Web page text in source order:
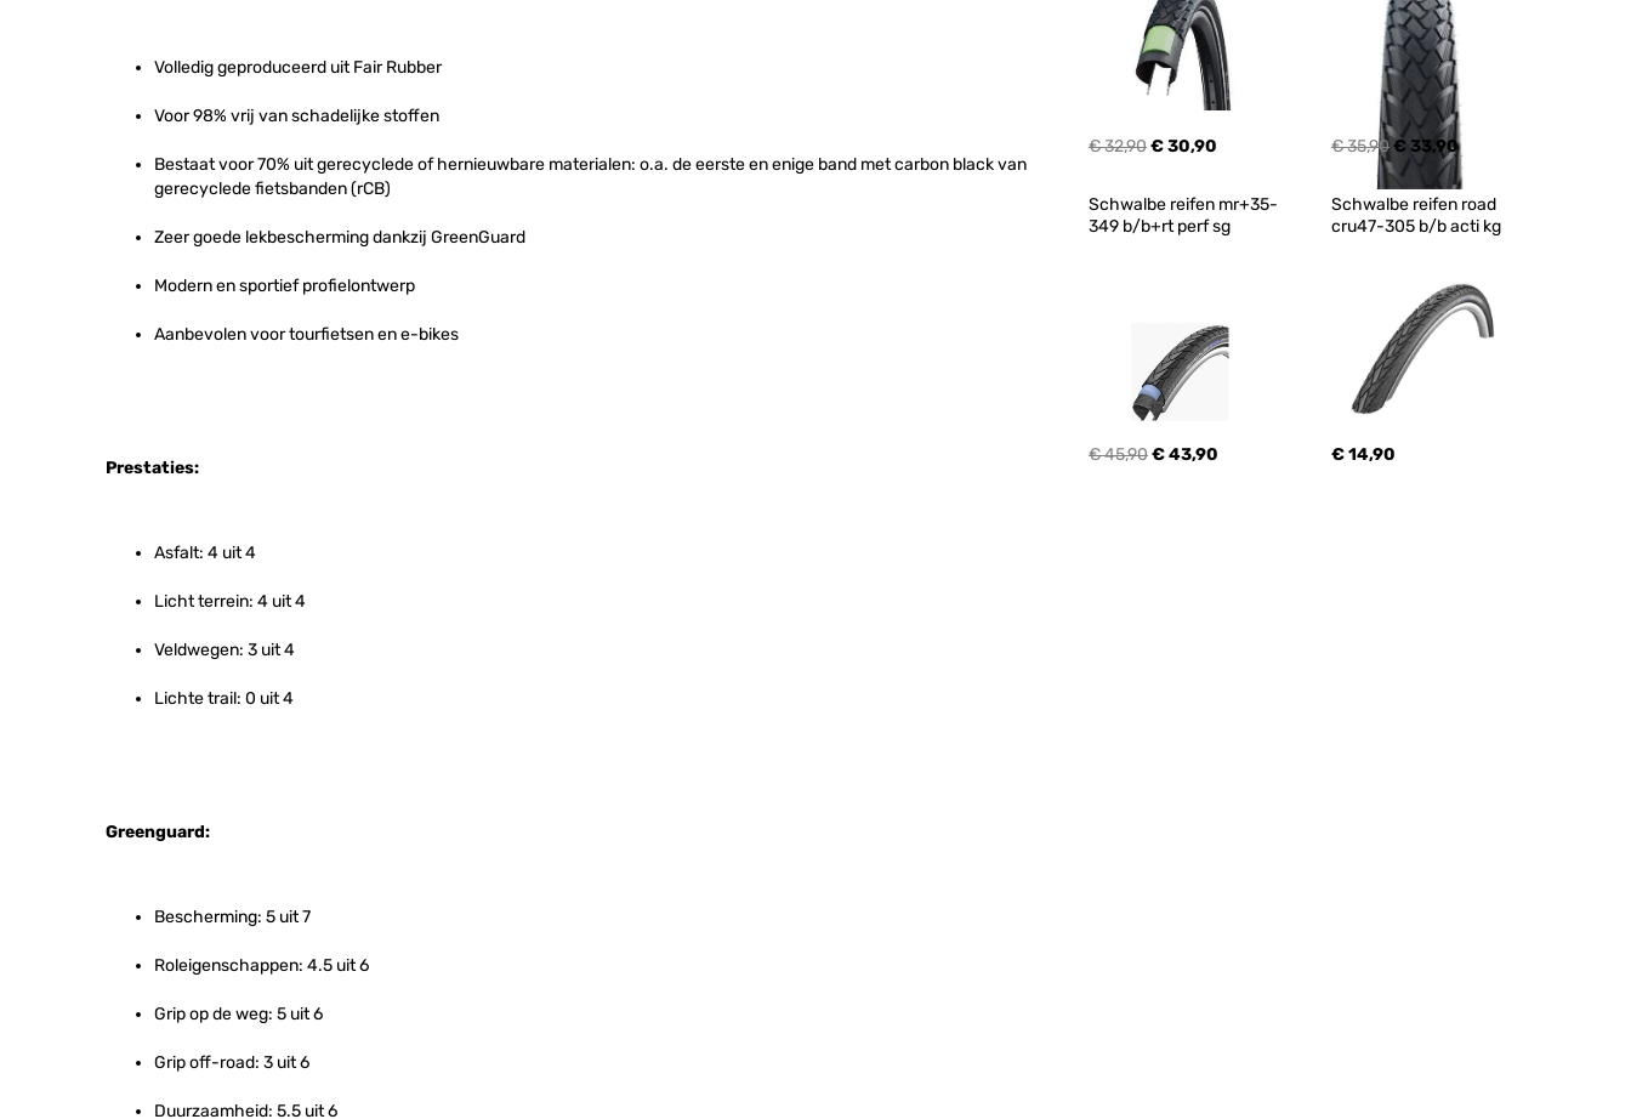
Volledig geproduceerd uit Fair Rubber
Voor 98% vrij van schadelijke stoffen
Bestaat voor 70% uit gerecyclede of hernieuwbare materialen: o.a. de eerste en enige band met carbon black van
gerecyclede fietsbanden (rCB)
Zeer goede lekbescherming dankzij GreenGuard
Modern en sportief profielontwerp
Aanbevolen voor tourfietsen en e-bikes
Prestaties:
Asfalt: 4 uit 4
Licht terrein: 4 uit 4
Veldwegen: 3 uit 4
Lichte trail: 0 uit 4
Greenguard:
Bescherming: 5 uit 7
Roleigenschappen: 4.5 uit 6
Grip op de weg: 5 uit 6
Grip off-road: 3 uit 6
Duurzaamheid: 5.5 uit 6
€ 32,90€ 30,90 € 35,90€ 33,90
Schwalbe reifen mr+35-
349 b/b+rt perf sg
€ 45,90€ 43,90
Schwalbe reifen road
cru47-305 b/b acti kg
€ 14,90